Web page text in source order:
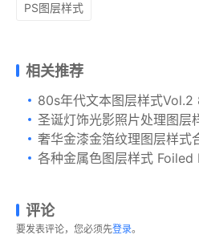
PS图层样式
相关推荐
80s年代文本图层样式
圣诞灯饰光影照片处理图层样式
奢华金漆金箔纹理图层样式合集
各种金属色图层样式
评论
要发表评论，您必须先登录。